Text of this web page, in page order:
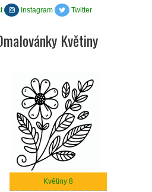
Instagram Twitter
Květiny
Květiny 8